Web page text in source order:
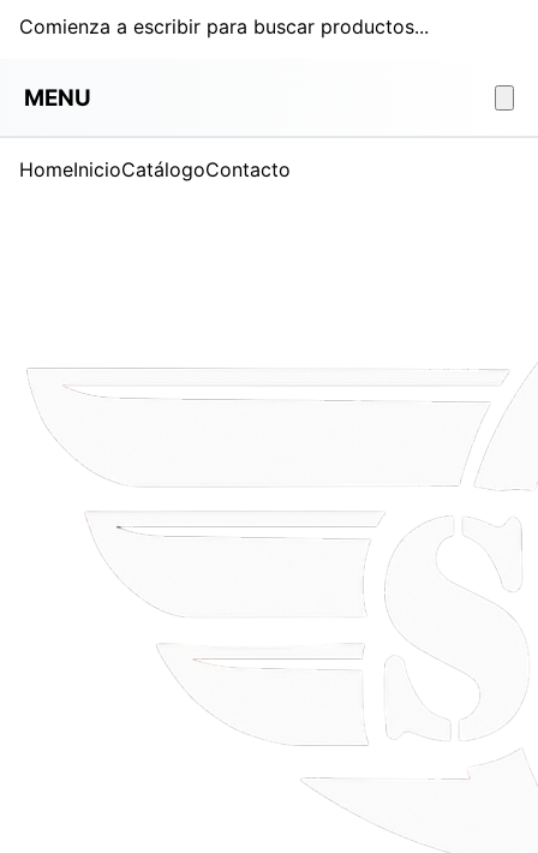
Comienza a escribir para buscar productos...
MENU
HomeInicioCatálogoContacto